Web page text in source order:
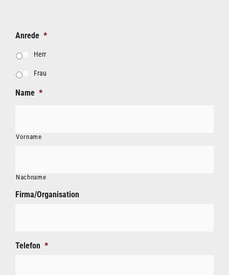
Anrede *
Herr
Frau
Name *
Vorname
Nachname
Firma/Organisation
Telefon *